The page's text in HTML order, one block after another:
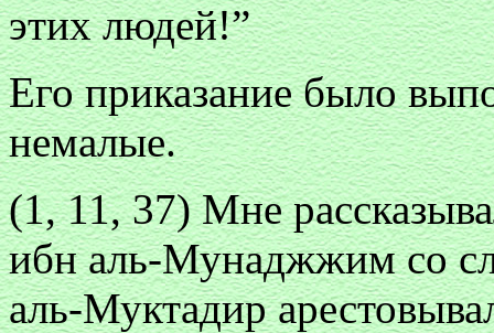
этих людей!”
Его приказание было
немалые.
(1, 11, 37) Мне
ибн аль-Мунаджжим со
аль-Муктадир